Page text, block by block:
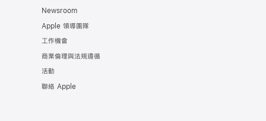
Newsroom
Apple 領導團隊
工作機會
商業倫理與法規遵循
活動
聯絡 Apple